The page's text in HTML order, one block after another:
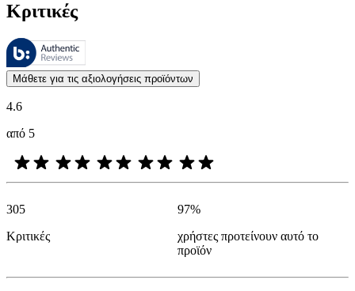
Κριτικές
Αυτές οι κριτικές υποβάλλονται σε διαχείριση από το
Οι απόψεις των πελατών με τη μορφή αξιολογήσεων προϊόντων και
Μάθετε για τις αξιολογήσεις προϊόντων
4.6
από 5
305
Κριτικές
97%
χρήστες προτείνουν αυτό το
προϊόν